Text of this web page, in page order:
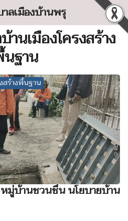
าลเมืองบ้านพรุ
นเมืองโครงสร้าง
ฐาน
สร้างพื้นฐาน
หมู่บ้านชวนชื่น​ นโยบายบ้าน